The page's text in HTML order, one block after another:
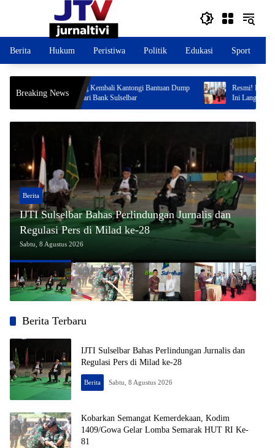
Berita Hukum Peristiwa Politik Edukasi Sport
Breaking News
Resmi! Bupati Enrekang Lantik Dua Pj Kades, Pesan
Ini Langsung Ditekenkan
Berita
Kembali
Utara
Berita
IJTI Sulselbar Bahas Perlindungan Jurnalis dan
Regulasi Pers di Milad ke-28
Sabtu, 8 Agustus 2026
Berita Terbaru
IJTI Sulselbar Bahas Perlindungan Jurnalis dan
Regulasi Pers di Milad ke-28
Berita Sabtu, 8 Agustus 2026
Kobarkan Semangat Kemerdekaan, Kodim
1409/Gowa Gelar Lomba Semarak HUT RI Ke-
81
Iklan Videotron
JMSI : Jaringan Media Siber Indonesia